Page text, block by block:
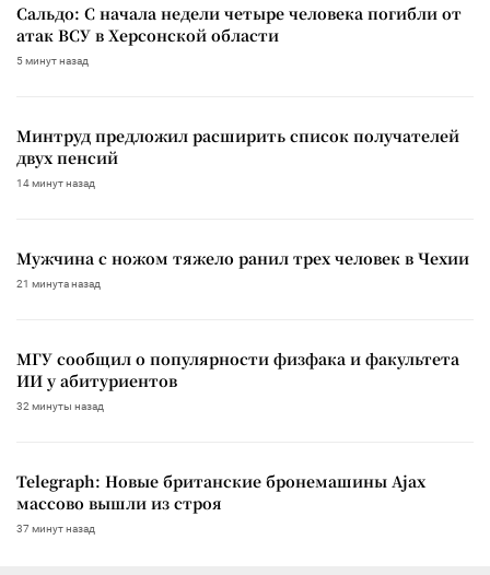
Сальдо: С начала недели четыре человека погибли от
атак ВСУ в Херсонской области
5 минут назад
Минтруд предложил расширить список получателей
двух пенсий
14 минут назад
Мужчина с ножом тяжело ранил трех человек в Чехии
21 минута назад
МГУ сообщил о популярности физфака и факультета
ИИ у абитуриентов
32 минуты назад
Telegraph: Новые британские бронемашины Ajax
массово вышли из строя
37 минут назад